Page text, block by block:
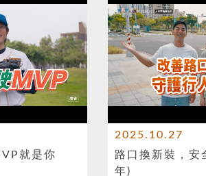
就是你
2025.10.27
路口換新裝，安
年)